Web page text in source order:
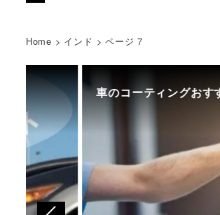
Home > インド >ページ 7
車のコーティングおす